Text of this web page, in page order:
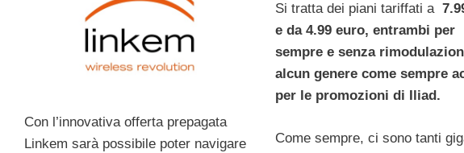
Con l’innovativa offerta prepagata
Linkem sarà possibile poter navigare
Si tratta dei piani tariffati a
e da 4.99 euro, entrambi per
sempre e senza
alcun genere come sempre
per le promozioni di Iliad.
Come sempre, ci sono tanti